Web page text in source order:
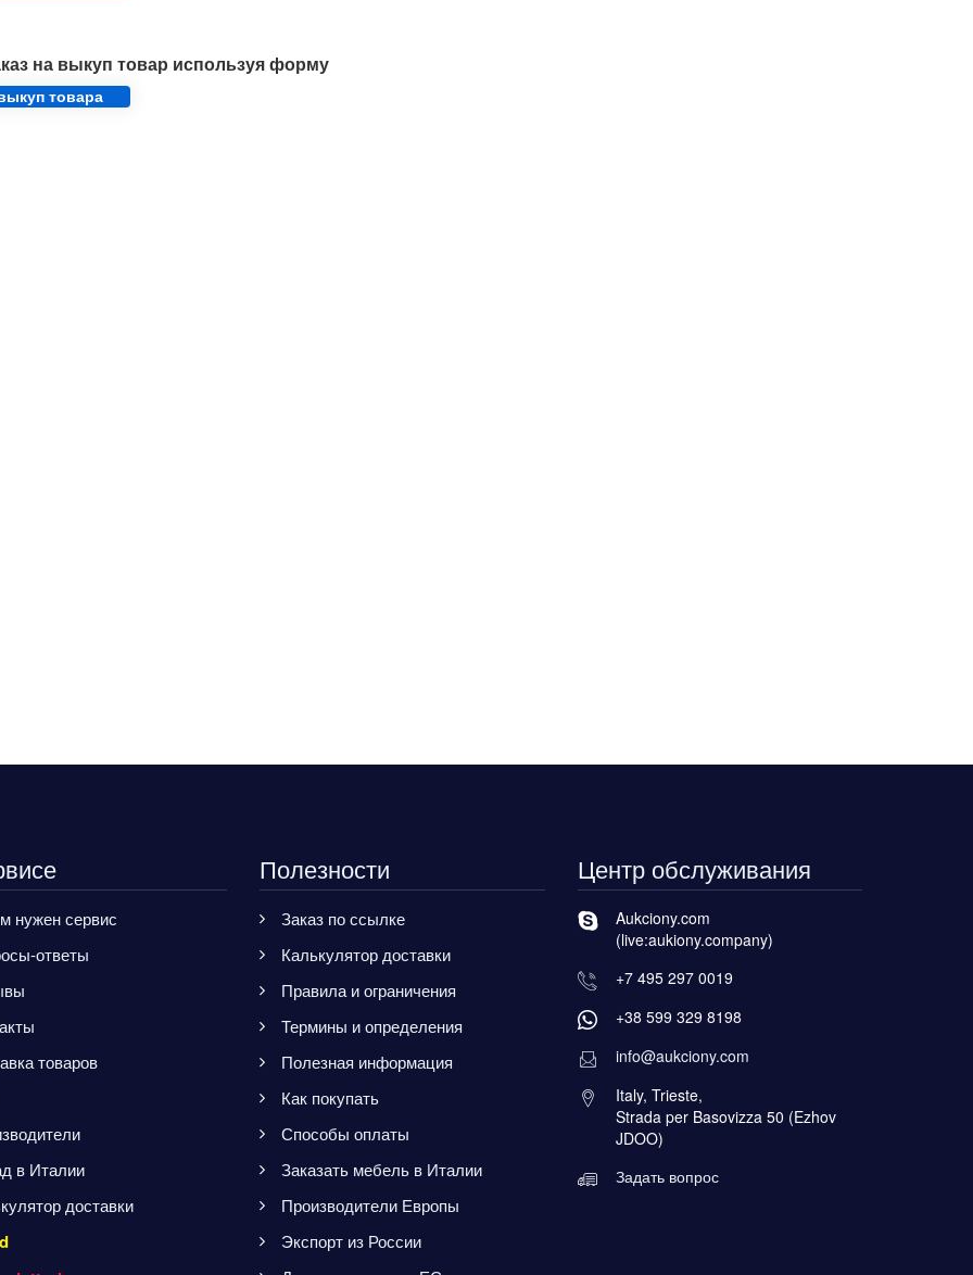
на выкуп товар используя форму
товара
нужен сервис
ответы
товаров
в Италии
доставки
Полезности
Заказ по ссылке
Калькулятор доставки
Правила и ограничения
Термины и определения
Полезная информация
Как покупать
Способы оплаты
Заказать мебель в Италии
Производители Европы
Экспорт из России
Центр обслуживания
Aukciony.com
(live:aukiony.company)
+7 495 297 0019
+38 599 329 8198
info@aukciony.com
Italy, Trieste,
Strada per Basovizza 50 (Ezhov
JDOO)
Задать вопрос